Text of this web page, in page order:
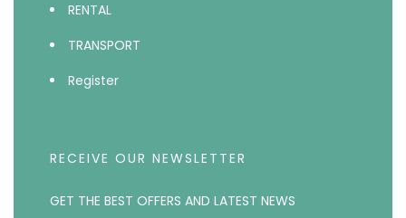
RENTAL
TRANSPORT
Register
RECEIVE OUR NEWSLETTER
GET THE BEST OFFERS AND LATEST NEWS